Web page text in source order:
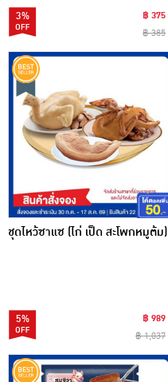
3%
฿ 375
฿ 385
ชุดไหว้ซาแซ (ไก่ เป็ด สะโพกหมูต้ม)
5%
฿ 989
฿ 1,037